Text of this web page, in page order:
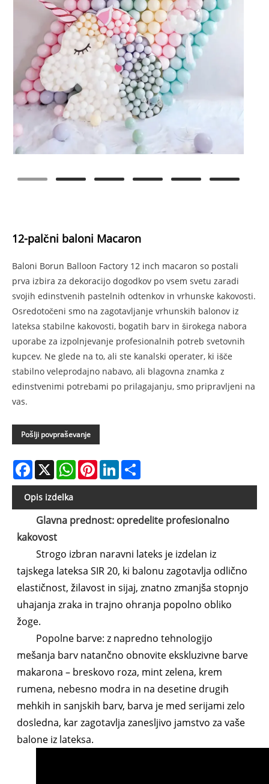
12-palčni baloni Macaron
Baloni Borun Balloon Factory 12 inch macaron so postali
prva izbira za dekoracijo dogodkov po vsem svetu zaradi
svojih edinstvenih pastelnih odtenkov in vrhunske kakovosti.
Osredotočeni smo na zagotavljanje vrhunskih balonov iz
lateksa stabilne kakovosti, bogatih barv in širokega nabora
uporabe za izpolnjevanje profesionalnih potreb svetovnih
kupcev. Ne glede na to, ali ste kanalski operater, ki išče
stabilno veleprodajno nabavo, ali blagovna znamka z
edinstvenimi potrebami po prilagajanju, smo pripravljeni na
vas.
Pošlji povpraševanje
Facebook
X WhatsAppPinterestLinkedIn
Opis izdelka
Glavna prednost: opredelite profesionalno
kakovost
Strogo izbran naravni lateks je izdelan iz
tajskega lateksa SIR 20, ki balonu zagotavlja odlično
elastičnost, žilavost in sijaj, znatno zmanjša stopnjo
uhajanja zraka in trajno ohranja popolno obliko
žoge.
Popolne barve: z napredno tehnologijo
mešanja barv natančno obnovite ekskluzivne barve
makarona – breskovo roza, mint zelena, krem ​​
rumena, nebesno modra in na desetine drugih
mehkih in sanjskih barv, barva je med serijami zelo
dosledna, kar zagotavlja zanesljivo jamstvo za vaše
balone iz lateksa.